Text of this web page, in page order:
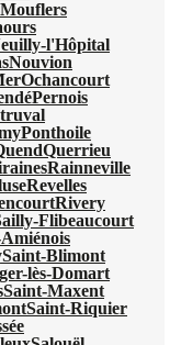
Mouflers
l'Hôpital
Nouvion
Ochancourt
Pernois
Ponthoile
Querrieu
Rainneville
Revelles
Rivery
Flibeaucourt
Saint-Blimont
lès-Domart
Saint-Maxent
Saint-Riquier